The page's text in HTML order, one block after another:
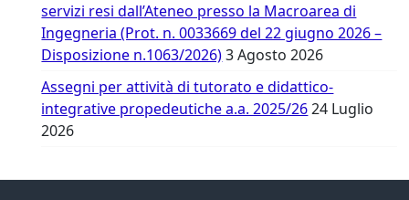
servizi resi dall’Ateneo presso la Macroarea di
Ingegneria (Prot. n. 0033669 del 22 giugno 2026 –
Disposizione n.1063/2026) 3 Agosto 2026
Assegni per attività di tutorato e didattico-
integrative propedeutiche a.a. 2025/26 24 Luglio
2026